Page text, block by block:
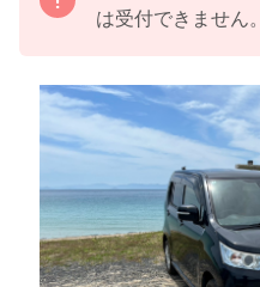
は受付できません。